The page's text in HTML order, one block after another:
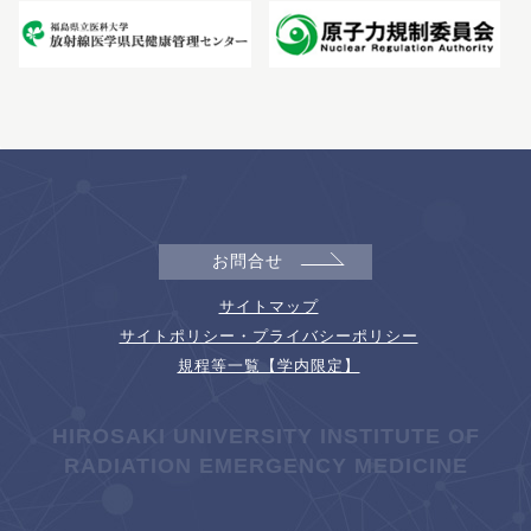
お問合せ
サイトマップ
サイトポリシー・プライバシーポリシー
規程等一覧【学内限定】
HIROSAKI UNIVERSITY INSTITUTE OF
RADIATION EMERGENCY MEDICINE